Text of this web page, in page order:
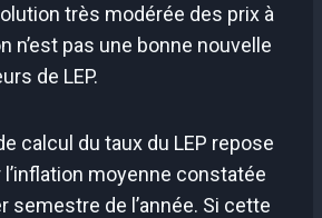
très modérée des prix à
n’est pas une bonne nouvelle
de LEP.
calcul du taux du LEP repose
moyenne constatée
semestre de l’année. Si cette